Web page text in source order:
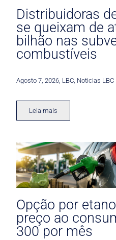
Distribuidoras
se queixam de
bilhão nas
combustíveis
Agosto 7, 2026 LBC Noticias LBC
Leia mais
Opção por
preço ao
300 por mês